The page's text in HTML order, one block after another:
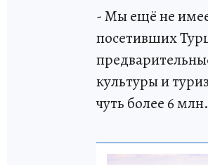
- Мы ещё не
посетивших
культуры и
чуть более 6 млн.